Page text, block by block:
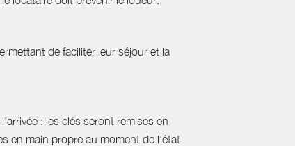
de faciliter leur séjour et la
: les clés seront remises en
en main propre au moment de l'état